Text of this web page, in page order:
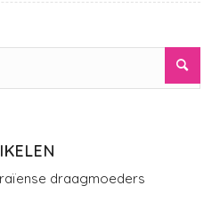
draagmoeders